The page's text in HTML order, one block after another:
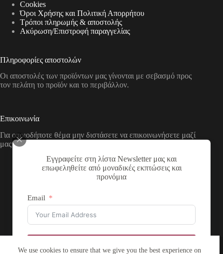
Εγγραφείτε στη λίστα Newsletter μας και
επωφεληθείτε από μοναδικές εκπτώσεις και
προνόμια
Email
We use cookies to ensure that we give you the best experience on
Cookies
Όροι Χρήσης και Πολιτική Απορρήτου
Τρόποι πληρωμής & αποστολής
Aκύρωση/Επιστροφή παραγγελίας
Πληροφορίες αποστολών
Οι αποστολές των προϊόντων μας γίνονται με σεβασμό προς
τον πελάτη το προϊόν και το περιβάλλον.
Επικοινωνία
Για οποιοδήποτε θέμα μην διστάσετε να επικοινωνήσετε μαζί
μας με τους παρακάτω τρόπους
Διεύθυνση:
Νικολάου Χάσου 19, ΤΚ 53100, Φλώρινα,
Τηλέφωνο:
+30 2385 503290
Email: